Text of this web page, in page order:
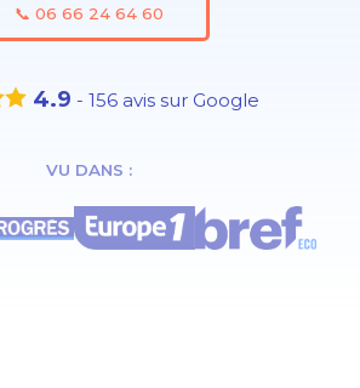
📞 06 66 24 64 60
4.9 - 156 avis sur Google
VU DANS :